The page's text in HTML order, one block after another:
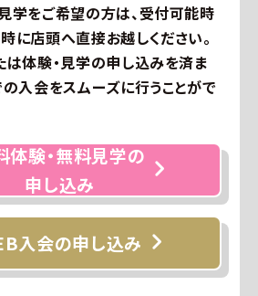
学をご希望の方は、受付可能時
に店頭へ直接お越しください。
体験・見学の申し込みを済ま
の入会をスムーズに行うことがで
体験・無料見学の
申し込み
入会の申し込み